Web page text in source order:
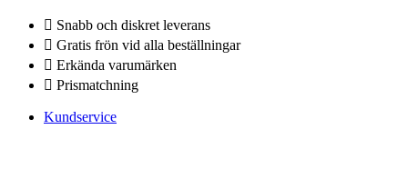
Snabb och diskret leverans
Gratis frön vid alla beställningar
Erkända varumärken
Prismatchning
Kundservice